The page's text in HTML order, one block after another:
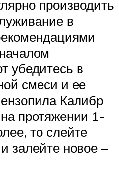
производить
в
убедитесь в
смеси и ее
Калибр
протяжении 1-
то слейте
залейте новое –